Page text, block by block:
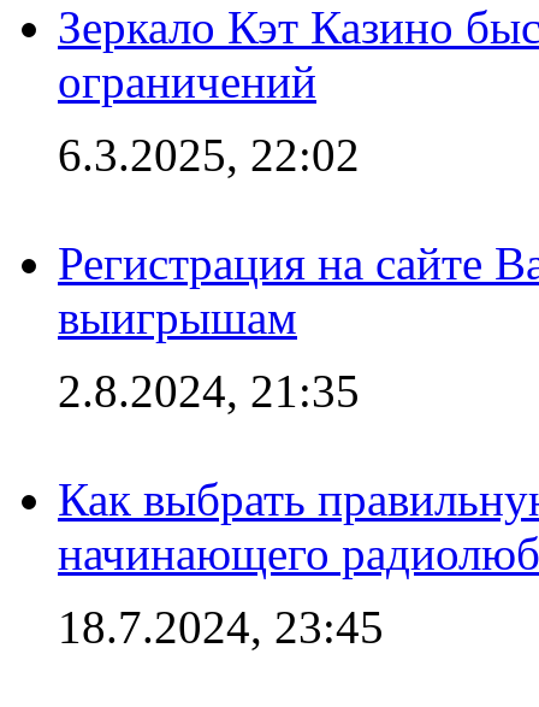
Зеркало Кэт Казино
ограничений
6.3.2025, 22:02
Регистрация на сайте
выигрышам
2.8.2024, 21:35
Как выбрать
начинающего
18.7.2024, 23:45